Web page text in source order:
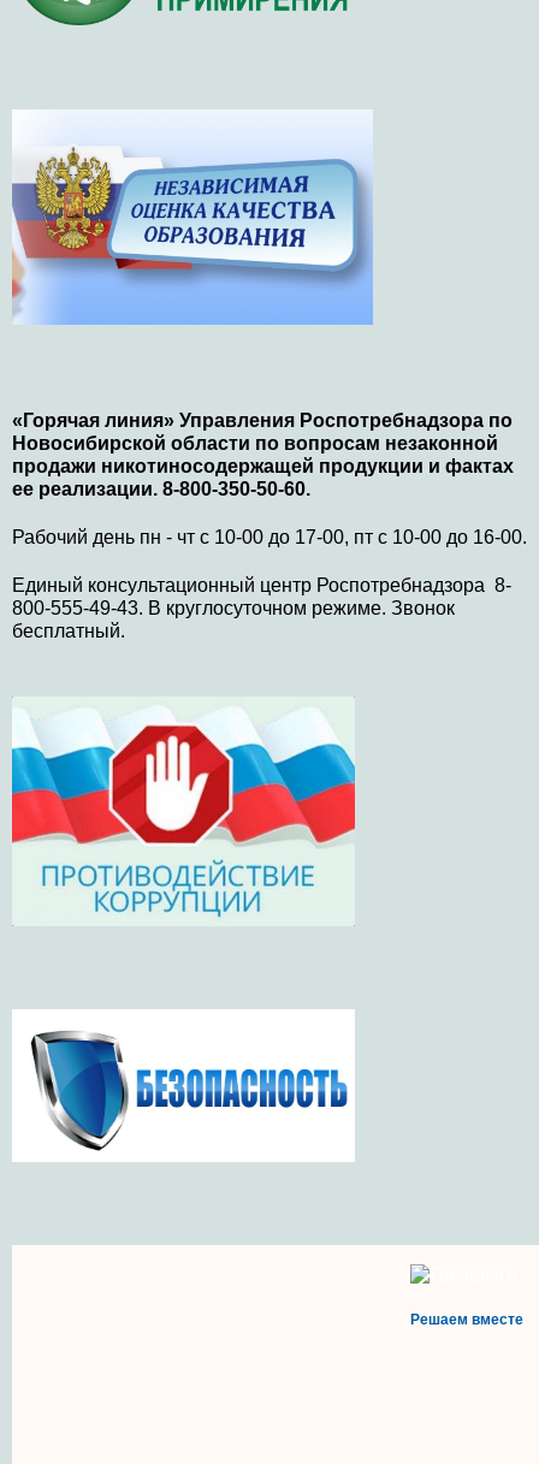
«Горячая линия» Управления Роспотребнадзора по
Новосибирской области по вопросам незаконной
продажи никотиносодержащей продукции и фактах
ее реализации. 8-800-350-50-60.
Рабочий день пн - чт с 10-00 до 17-00, пт с 10-00 до 16-00.
Единый консультационный центр Роспотребнадзора 8-
800-555-49-43. В круглосуточном режиме. Звонок
бесплатный.
Решаем вместе